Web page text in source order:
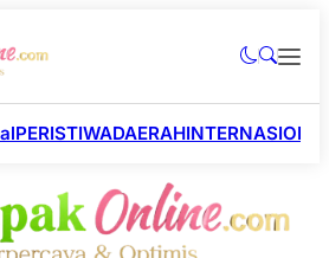
PERISTIWADAERAH